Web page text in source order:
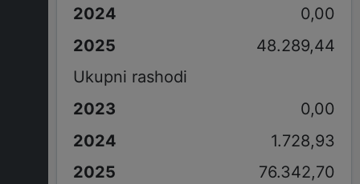
0,00
48.289,44
Ukupni rashodi
0,00
1.728,93
76.342,70